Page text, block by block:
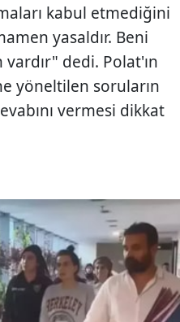
kabul etmediğini
yasaldır. Beni
dedi. Polat'ın
yöneltilen soruların
vermesi dikkat